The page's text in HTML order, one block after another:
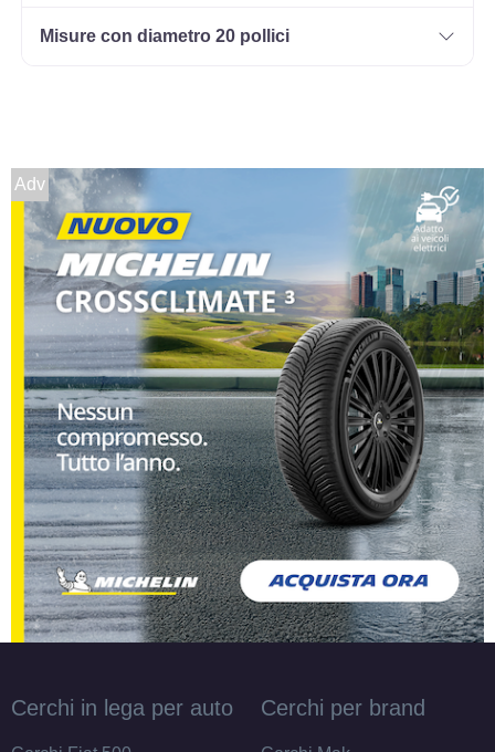
Disponibile
Foro centrale: 65.1mm
Disponibile
MILLE MIGLIA Mm1030
Gloss Black 5 fori 17"
7.5X17 ET35 5x112
Foro centrale: 66.5mm
Disponibile
MILLE MIGLIA Mm1030
Gloss Black 5 fori 17"
7.5X17 ET45 5x112
Foro centrale: 66.5mm
Disponibile
MILLE MIGLIA Mm1030
Gloss Black 5 fori 17"
Foro centrale: 73.1mm
Disponibile
Misure con diametro 20 pollici
Adv
Cerchi in lega per auto Cerchi per brand